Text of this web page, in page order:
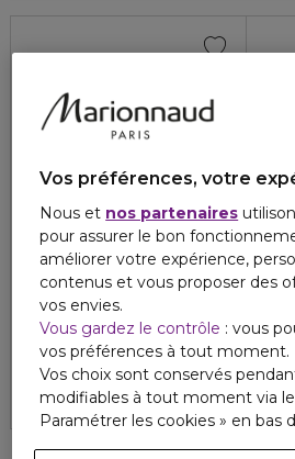
REDKEN
BREWS STYLING
Pommade clay
28,20 €
Vos préférences, votre
Nous et nos partenaires
pour assurer le bon
améliorer votre expérience,
contenus et vous proposer des
vos envies.
Vous gardez le contrôle : vous
vos préférences à tout moment.
Vos choix sont conservés
modifiables à tout moment via le
Paramétrer les cookies » en bas